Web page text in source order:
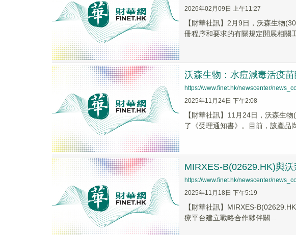
2026年02月09日 上午11:27
【財華社訊】2月9日，沃森生物
冊程序和要求的有關規定開展相關
沃森生物：水痘減毒活疫
https://www.finet.hk/newscenter/
2025年11月24日 下午2:08
【財華社訊】11月24日，沃森生
了《受理通知書》。目前，該產品
MIRXES-B(02629.HK)與
https://www.finet.hk/newscenter/
2025年11月18日 下午5:19
【財華社訊】MIRXES-
療平台建立戰略合作夥伴關...